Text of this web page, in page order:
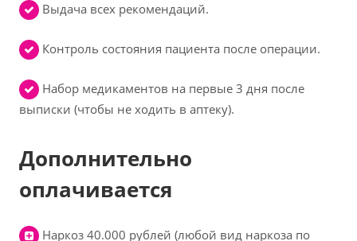
Выдача всех рекомендаций.
Контроль состояния пациента после операции.
Набор медикаментов на первые 3 дня после
выписки (чтобы не ходить в аптеку).
Дополнительно
оплачивается
Наркоз 40.000 рублей (любой вид наркоза по